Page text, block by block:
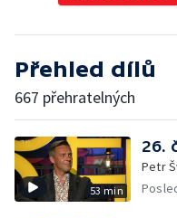
Přehled dílů
667 přehratelných
53 min
26.
Petr